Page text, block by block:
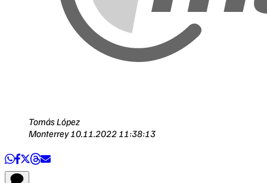
Tomás López
Monterrey10.11.2022 11:38:13